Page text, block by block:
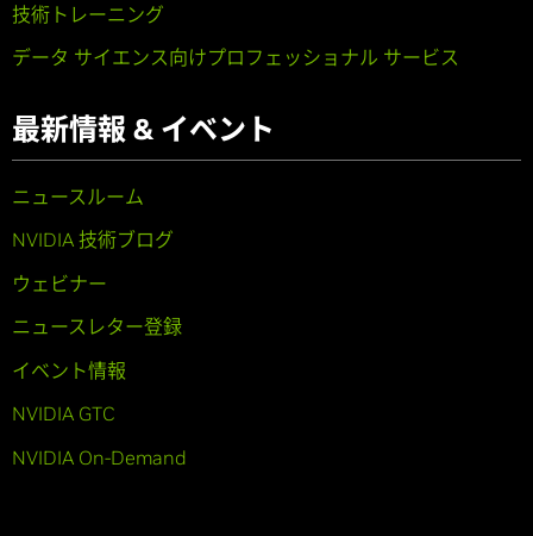
技術トレーニング
データ サイエンス向けプロフェッショナル サービス
最新情報 & イベント
ニュースルーム
NVIDIA 技術ブログ
ウェビナー
ニュースレター登録
イベント情報
NVIDIA GTC
NVIDIA On-Demand